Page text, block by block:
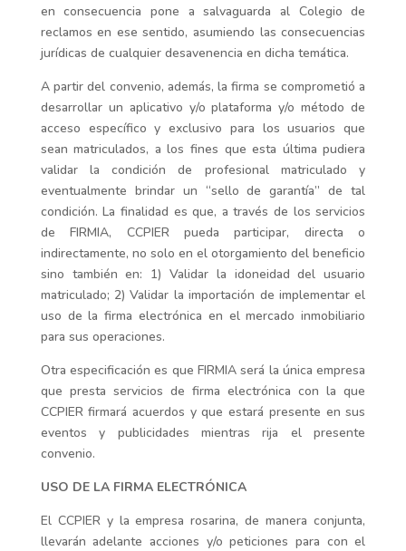
en consecuencia pone a salvaguarda al Colegio de
reclamos en ese sentido, asumiendo las consecuencias
jurídicas de cualquier desavenencia en dicha temática.
A partir del convenio, además, la firma se comprometió a
desarrollar un aplicativo y/o plataforma y/o método de
acceso específico y exclusivo para los usuarios que
sean matriculados, a los fines que esta última pudiera
validar la condición de profesional matriculado y
eventualmente brindar un “sello de garantía” de tal
condición. La finalidad es que, a través de los servicios
de FIRMIA, CCPIER pueda participar, directa o
indirectamente, no solo en el otorgamiento del beneficio
sino también en: 1) Validar la idoneidad del usuario
matriculado; 2) Validar la importación de implementar el
uso de la firma electrónica en el mercado inmobiliario
para sus operaciones.
Otra especificación es que FIRMIA será la única empresa
que presta servicios de firma electrónica con la que
CCPIER firmará acuerdos y que estará presente en sus
eventos y publicidades mientras rija el presente
convenio.
USO DE LA FIRMA ELECTRÓNICA
El CCPIER y la empresa rosarina, de manera conjunta,
llevarán adelante acciones y/o peticiones para con el